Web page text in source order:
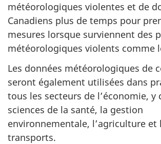
météorologiques violentes et de
Canadiens plus de temps pour
mesures lorsque surviennent des
météorologiques violents comme
Les données météorologiques de
seront également utilisées dans
tous les secteurs de l’économie, y
sciences de la santé, la gestion
environnementale, l’agriculture et
transports.